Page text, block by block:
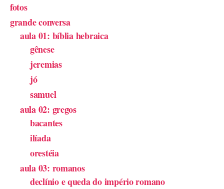
fotos
grande conversa
aula 01: bíblia hebraica
gênese
jeremias
jó
samuel
aula 02: gregos
bacantes
ilíada
orestéia
aula 03: romanos
declínio e queda do império romano